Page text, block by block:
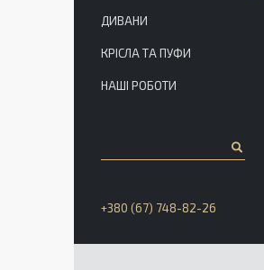
ДИВАНИ
КРІСЛА ТА ПУФИ
НАШІ РОБОТИ
+380 (67) 748-82-26